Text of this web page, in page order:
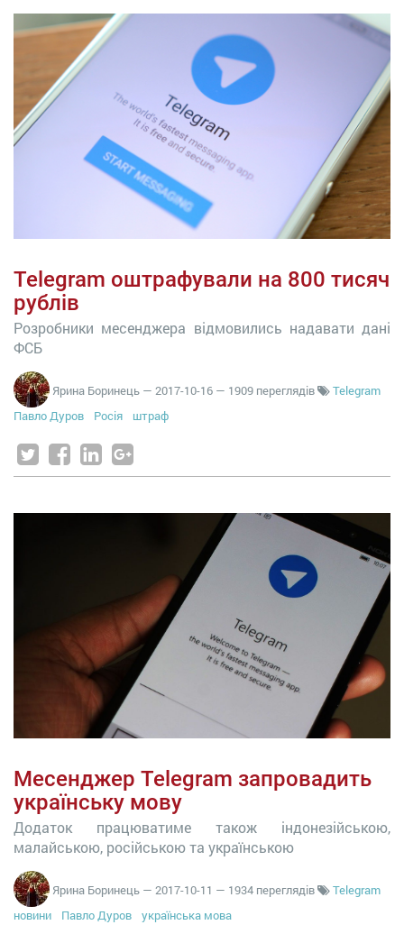
Telegram оштрафували на 800 тисяч
рублів
Розробники месенджера відмовились надавати дані
ФСБ
Ярина Боринець — 2017-10-16 — 1909 переглядів
Telegram
Павло Дуров
Росія штраф
Месенджер Telegram запровадить
українську мову
Додаток працюватиме також індонезійською,
малайською, російською та українською
Ярина Боринець — 2017-10-11 — 1934 переглядів
Telegram
новини
Павло Дуров українська мова